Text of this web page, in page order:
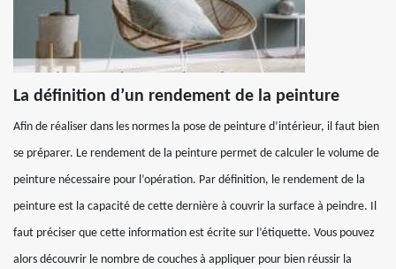
La définition d’un rendement de la peinture
Afin de réaliser dans les normes la pose de peinture d’intérieur, il faut bien
se préparer. Le rendement de la peinture permet de calculer le volume de
peinture nécessaire pour l’opération. Par définition, le rendement de la
peinture est la capacité de cette dernière à couvrir la surface à peindre. Il
faut préciser que cette information est écrite sur l’étiquette. Vous pouvez
alors découvrir le nombre de couches à appliquer pour bien réussir la